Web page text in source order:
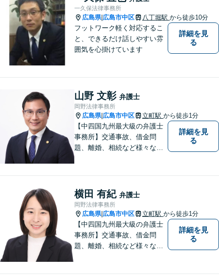
企業づくりをお手伝いいたし
ます。【24時間メール受付】
一久保法律事務所
広島県| 広島市中区 八丁堀駅 から徒歩10分
フットワーク軽く対応するこ
と、できるだけ話しやすい雰
囲気を心掛けています
詳細を見
る
山野 文彰 弁護士
岡野法律事務所
広島県| 広島市中区 立町駅 から徒歩1分
【中四国九州最大級の弁護士
事務所】交通事故、借金問
題、離婚、相続など様々な問
い！
詳細を見
る
横田 有紀 弁護士
岡野法律事務所
広島県| 広島市中区 立町駅 から徒歩1分
【中四国九州最大級の弁護士
事務所】交通事故、借金問
題、離婚、相続など様々な問
詳細を見
る